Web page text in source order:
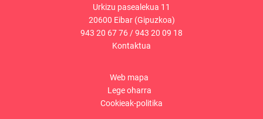
Urkizu pasealekua 11
20600 Eibar (Gipuzkoa)
943 20 67 76 /943 20 09 18
Kontaktua
Web mapa
Lege oharra
Cookieak-politika